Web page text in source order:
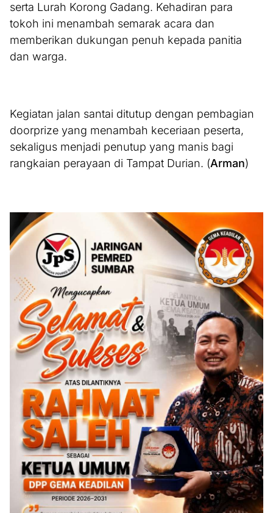
serta Lurah Korong Gadang. Kehadiran para
tokoh ini menambah semarak acara dan
memberikan dukungan penuh kepada panitia
dan warga.
Kegiatan jalan santai ditutup dengan pembagian
doorprize yang menambah keceriaan peserta,
sekaligus menjadi penutup yang manis bagi
rangkaian perayaan di Tampat Durian. (Arman)